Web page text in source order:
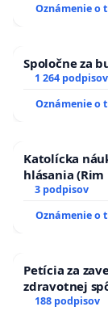
Oznámenie o
Spoločne za
1 264 podpisov
Oznámenie o
Katolícka
hlásania (Rim
3 podpisov
Oznámenie o
Petícia za
zdravotnej
pri prijímaní
188 podpisov